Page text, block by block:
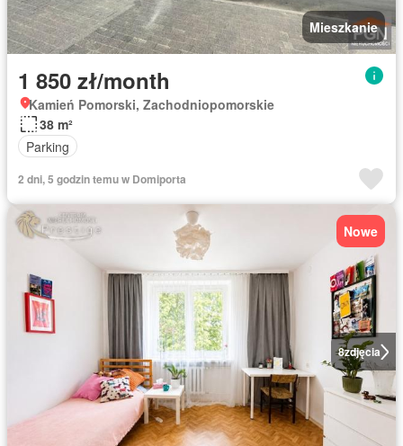
Mieszkanie
1 850 zł/month
Kamień Pomorski, Zachodniopomorskie
38 m²
Parking
2 dni, 5 godzin temu w Domiporta
8zdjęcia
Nowe